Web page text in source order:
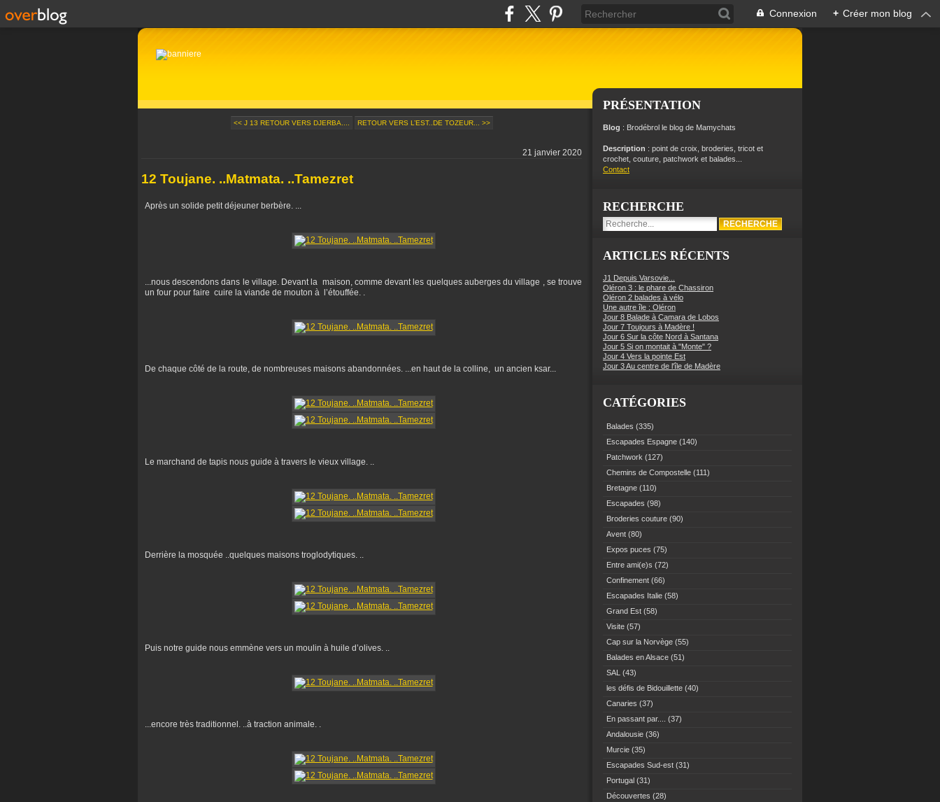
Connexion + Créer mon blog
<< J 13 RETOUR VERS DJERBA.... RETOUR VERS L’EST..DE TOZEUR... >>
21 janvier 2020
12 Toujane. ..Matmata. ..Tamezret
Après un solide petit déjeuner berbère. ...
...nous descendons dans le village. Devant la maison, comme devant les quelques auberges du village , se trouve
un four pour faire cuire la viande de mouton à l’étouffée. .
De chaque côté de la route, de nombreuses maisons abandonnées. ...en haut de la colline, un ancien ksar...
Le marchand de tapis nous guide à travers le vieux village. ..
Derrière la mosquée ..quelques maisons troglodytiques. ..
Puis notre guide nous emmène vers un moulin à huile d’olives. ..
...encore très traditionnel. ..à traction animale. .
PRÉSENTATION
Blog : Brodébrol le blog de Mamychats
Description : point de croix, broderies, tricot et
crochet, couture, patchwork et balades...
Contact
RECHERCHE
ARTICLES RÉCENTS
J1 Depuis Varsovie...
Oléron 3 : le phare de Chassiron
Oléron 2 balades à vélo
Une autre île : Oléron
Jour 8 Balade à Camara de Lobos
Jour 7 Toujours à Madère !
Jour 6 Sur la côte Nord à Santana
Jour 5 Si on montait à "Monte" ?
Jour 4 Vers la pointe Est
Jour 3 Au centre de l'île de Madère
CATÉGORIES
Balades (335)
Escapades Espagne (140)
Patchwork (127)
Chemins de Compostelle (111)
Bretagne (110)
Escapades (98)
Broderies couture (90)
Avent (80)
Expos puces (75)
Entre ami(e)s (72)
Confinement (66)
Escapades Italie (58)
Grand Est (58)
Visite (57)
Cap sur la Norvège (55)
Balades en Alsace (51)
SAL (43)
les défis de Bidouillette (40)
Canaries (37)
En passant par....
(37)
Andalousie (36)
Murcie (35)
Escapades Sud-est (31)
Portugal (31)
Découvertes (28)